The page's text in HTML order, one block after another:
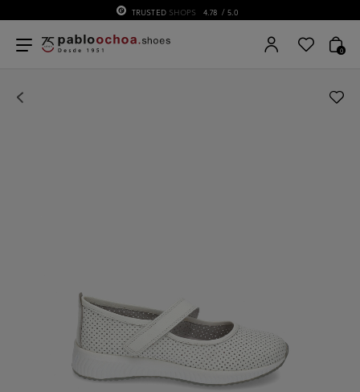
TRUSTEDSHOPS 4.78 / 5.0
0